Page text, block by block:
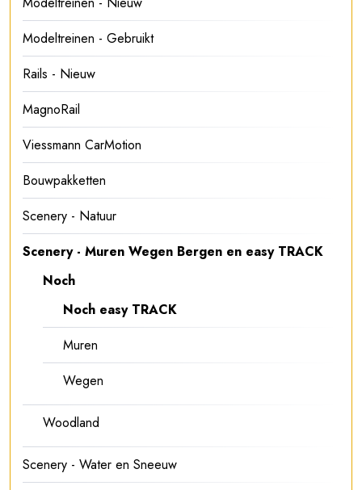
Modeltreinen - Gebruikt
Rails - Nieuw
MagnoRail
Viessmann CarMotion
Bouwpakketten
Scenery - Natuur
Scenery - Muren Wegen Bergen en easy TRACK
Noch
Noch easy TRACK
Muren
Wegen
Woodland
Scenery - Water en Sneeuw